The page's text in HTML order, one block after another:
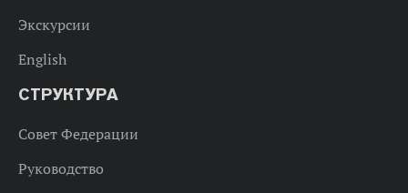
Экскурсии
English
СТРУКТУРА
Совет Федерации
Руководство